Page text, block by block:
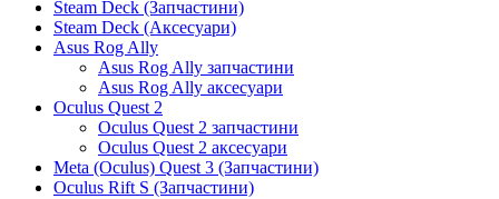
Steam Deck (Запчастини)
Steam Deck (Аксесуари)
Asus Rog Ally
Asus Rog Ally запчастини
Asus Rog Ally аксесуари
Oculus Quest 2
Oculus Quest 2 запчастини
Oculus Quest 2 аксесуари
Meta (Oculus) Quest 3 (Запчастини)
Oculus Rift S (Запчастини)